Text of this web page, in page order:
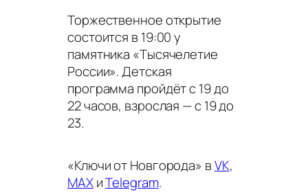
Торжественное открытие
состоится в 19:00 у
памятника «Тысячелетие
России». Детская
программа пройдёт с 19 до
22 часов, взрослая — с 19 до
23.
«Ключи от Новгорода» вVK,
MAXиTelegram.